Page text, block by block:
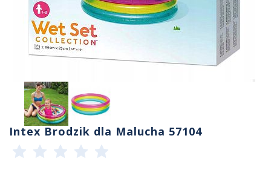
Intex Brodzik dla Malucha 57104